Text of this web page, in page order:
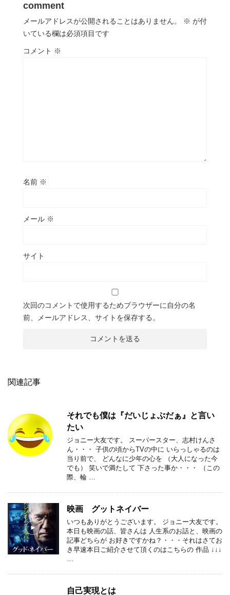
comment
メールアドレスが公開されることはありません。 ※ が付
いている欄は必須項目です
コメント ※
名前 ※
メール ※
サイト
次回のコメントで使用するためブラウザーに自分の名
前、メールアドレス、サイトを保存する。
関連記事
それでも僕は『だいじょぶだぁ』と言い
たい
ジョニー大友です。 スーパースター、志村けんさ
ん・・・ 子供の頃からTVの中に いらっしゃるのは
当り前で、 どんなに少年の心を （大人になった今
でも） 笑いで満たして 下さった事か・・・ （この
際、輪 …
映画 グットネイバー
いつもありがとうございます。 ジョニー大友です。
本日も映画の話、皆さんは 人生系のお話と、映画の
記事どちらが お好きですかね？・・・それはさてお
き早速本日ご紹介させて頂くのはこちらの 作品 ↓↓↓
…
自己実現とは